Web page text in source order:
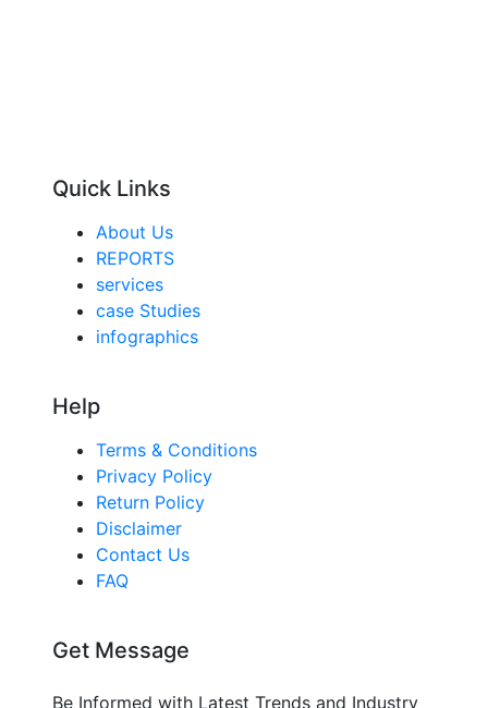
Quick Links
About Us
REPORTS
services
case Studies
infographics
Help
Terms & Conditions
Privacy Policy
Return Policy
Disclaimer
Contact Us
FAQ
Get Message
Be Informed with Latest Trends and Industry